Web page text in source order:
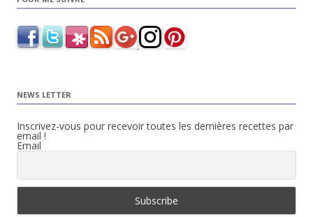
NEWS LETTER
Inscrivez-vous pour recevoir toutes les dernières recettes par
email !
Email